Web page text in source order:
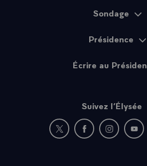
Sondage
Présidence
Écrire au
Suivez l’Élysée
Nouvelle fenêtre :
Nouvelle fenêtre :
Nouvelle